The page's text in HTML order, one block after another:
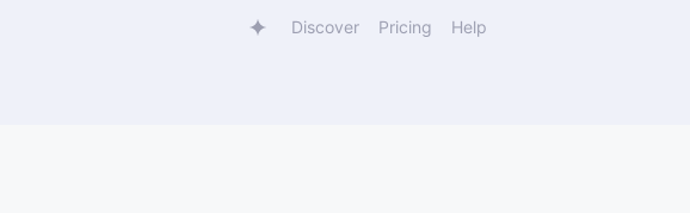
Discover Pricing Help